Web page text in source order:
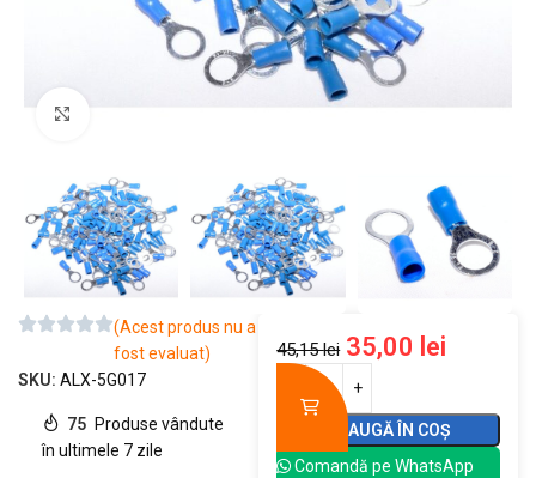
(Acest produs nu a
fost evaluat)
SKU: ALX-5G017
75 Produse vândute
în ultimele 7 zile
45,15lei 35,00 lei
ADAUGĂ ÎN COȘ
Comandă pe WhatsApp